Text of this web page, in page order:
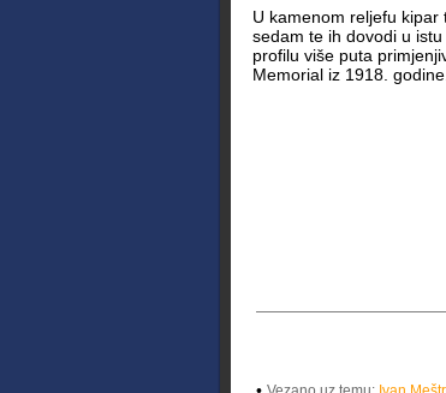
U kamenom reljefu
sedam te ih dovodi u
profilu više puta
Memorial iz 1918.